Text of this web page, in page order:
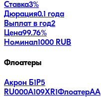
Ставка3%
Дюрация0.1 года
Выплат в год2
Цена99.76%
Номинал1000 RUB
Флоатеры
Акрон Б1P5
RU000A109XR1ФлоатерAA